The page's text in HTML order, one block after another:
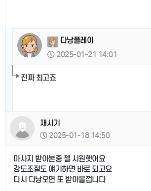
다낭플레이
2025-01-21 14:01
진짜 최고죠
재시기
2025-01-18 14:50
마사지 받아본중 젤 시원햇어요
강도조절도 얘기하면 바로 되고요
다시 다낭오면 또 받아볼껍니다